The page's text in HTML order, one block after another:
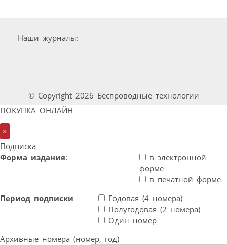
Наши журналы:
© Copyright 2026 Беспроводные технологии
ПОКУПКА ОНЛАЙН
×
Подписка
Форма издания:
в электронной
форме
в печатной форме
Период подписки
Годовая (4 номера)
Полугодовая (2 номера)
Один номер
Архивные номера (номер, год)